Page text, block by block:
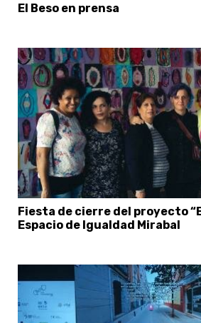
El Beso en prensa
Fiesta de cierre del proyecto
Espacio de Igualdad Mirabal